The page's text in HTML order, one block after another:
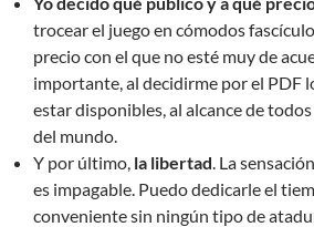
trocear el juego en cómodos
precio con el que no esté muy de
importante, al decidirme por el PDF
estar disponibles, al alcance de
del mundo.
Y por último, la libertad . La
es impagable. Puedo dedicarle el
conveniente sin ningún tipo de